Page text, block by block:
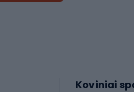
Koviniai